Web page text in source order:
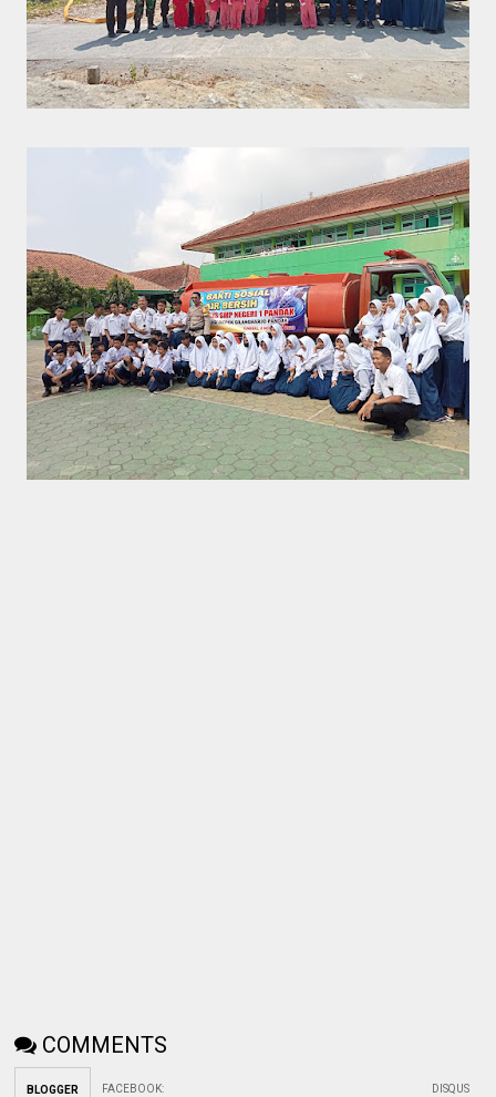
COMMENTS
BLOGGER FACEBOOK: DISQUS